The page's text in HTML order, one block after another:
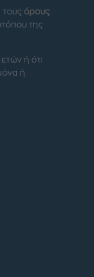
τους όρους
της
ή ότι
ή